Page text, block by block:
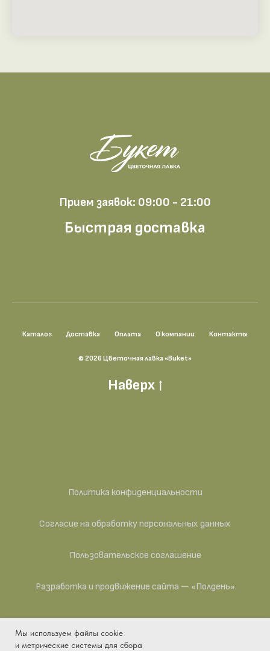
Прием заявок: 09:00 - 21:00
Быстрая доставка
Каталог Доставка Оплата О компании Контакты
© 2026 Цветочная лавка «Buket»
Наверх
Политика конфиденциальности
Согласие на обработку персональных данных
Пользовательское соглашение
Разработка и продвижение сайта — «Полдень»
ИП Антипина Яна Викторовна — действующее
Мы используем файлы cookie
и метрические системы для сбора